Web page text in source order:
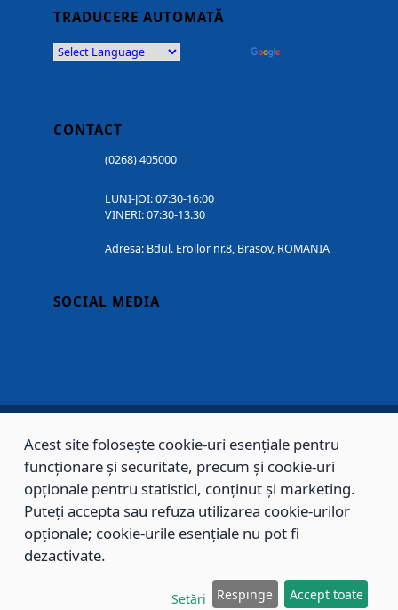
TRADUCERE AUTOMATĂ
CONTACT
(0268) 405000
LUNI-JOI: 07:30-16:00
VINERI: 07:30-13.30
Adresa: Bdul. Eroilor nr.8, Brasov, ROMANIA
SOCIAL MEDIA
Copyright © 2002 - 2026 - PRIMĂRIA MUNICIPIULUI BRAȘOV, toate drepturile
rezervate.
Sitemap Contact
Acest site folosește cookie-uri esențiale pentru
funcționare și securitate, precum și cookie-uri
opționale pentru statistici, conținut și marketing.
Puteți accepta sau refuza utilizarea cookie-urilor
opționale; cookie-urile esențiale nu pot fi
dezactivate.
Setări Respinge Accept toate